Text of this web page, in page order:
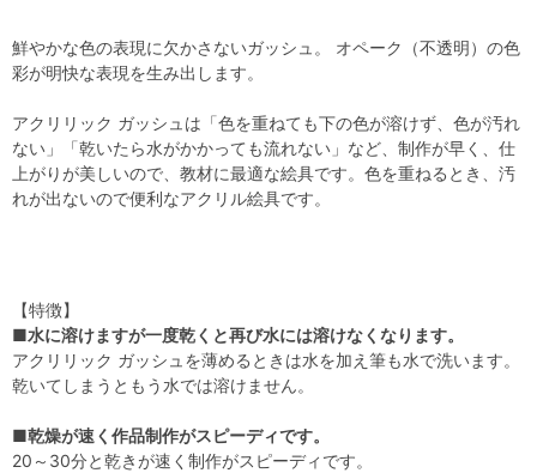
鮮やかな色の表現に欠かさないガッシュ。 オペーク（不透明）の色
彩が明快な表現を生み出します。
アクリリック ガッシュは「色を重ねても下の色が溶けず、色が汚れ
ない」「乾いたら水がかかっても流れない」など、制作が早く、仕
上がりが美しいので、教材に最適な絵具です。色を重ねるとき、汚
れが出ないので便利なアクリル絵具です。
【特徴】
■水に溶けますが一度乾くと再び水には溶けなくなります。
アクリリック ガッシュを薄めるときは水を加え筆も水で洗います。
乾いてしまうともう水では溶けません。
■乾燥が速く作品制作がスピーディです。
20～30分と乾きが速く制作がスピーディです。